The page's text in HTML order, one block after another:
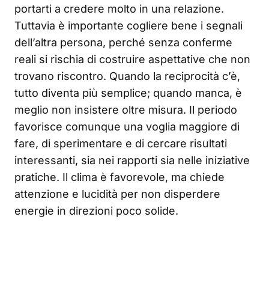
portarti a credere molto in una relazione.
Tuttavia è importante cogliere bene i segnali
dell’altra persona, perché senza conferme
reali si rischia di costruire aspettative che non
trovano riscontro. Quando la reciprocità c’è,
tutto diventa più semplice; quando manca, è
meglio non insistere oltre misura. Il periodo
favorisce comunque una voglia maggiore di
fare, di sperimentare e di cercare risultati
interessanti, sia nei rapporti sia nelle iniziative
pratiche. Il clima è favorevole, ma chiede
attenzione e lucidità per non disperdere
energie in direzioni poco solide.